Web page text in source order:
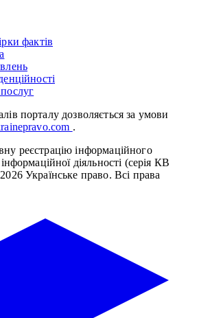
фактів
порталу дозволяється за умови
.
реєстрацію інформаційного
діяльності (серія КВ
Українське право. Всі права